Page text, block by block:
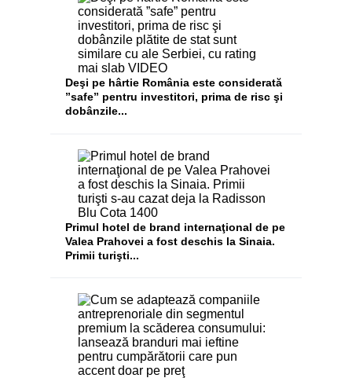
Deşi pe hârtie România este considerată
”safe” pentru investitori, prima de risc şi
dobânzile...
​Primul hotel de brand internaţional de pe
Valea Prahovei a fost deschis la Sinaia.
Primii turişti...